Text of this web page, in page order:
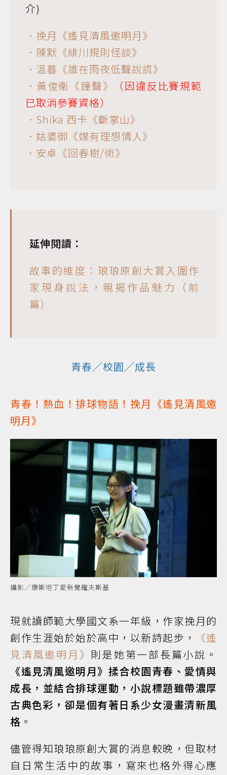
介)
．挽月《遙見清風邀明月》
．陳默《緋川規則怪談》
．溫暮《誰在雨夜低聲說謊》
．黃俊衛《鐘聲》
（因違反比賽規範
已取消參賽資格）
．Shika 西卡《斷掌山》
．姑婆御《媒有理想情人》
．安卓《回春樹/術》
延伸閱讀：
故事的維度：琅琅原創大賞入圍作
家現身說法，親揭作品魅力（前
篇）
青春／校園／成長
青春！熱血！排球物語！挽月《遙見清風邀
明月》
攝影／康斯坦丁愛新覺羅夫斯基
現就讀師範大學國文系一年級，作家挽月的
創作生涯始於始於高中，以新詩起步，
《遙
見清風邀明月》 則是她第一部長篇小說。
《遙見清風邀明月》揉合校園青春、愛情與
成長，並結合排球運動，小說標題雖帶濃厚
古典色彩，卻是個有著日系少女漫畫清新風
格 。
儘管得知琅琅原創大賞的消息較晚，但取材
自日常生活中的故事，寫來也格外得心應